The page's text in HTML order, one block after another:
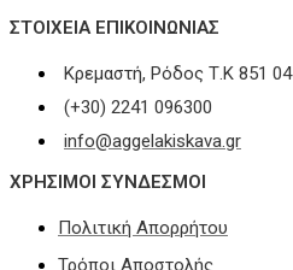
ΣΤΟΙΧΕΊΑ ΕΠΙΚΟΙΝΩΝΊΑΣ
Κρεμαστή, Ρόδος Τ.Κ 851 04
(+30) 2241 096300
info@aggelakiskava.gr
ΧΡΗΣΙΜΟΙ ΣΥΝΔΕΣΜΟΙ
Πολιτική Απορρήτου
Τρόποι Αποστολής